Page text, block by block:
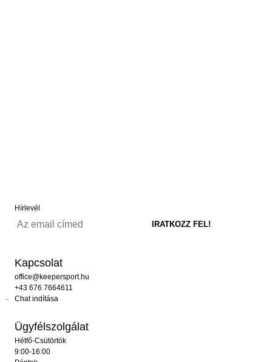
Hírlevél
Kapcsolat
office@keepersport.hu
+43 676 7664611
Chat indítása
Ügyfélszolgálat
Hétfő-Csütörtök
9:00-16:00